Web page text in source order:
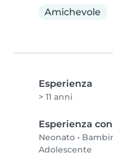
Amichevole
Esperienza
> 11 anni
Esperienza
Neonato •
Adolescente